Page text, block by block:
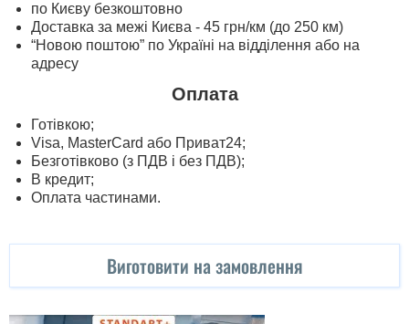
по Києву безкоштовно
Доставка за межі Києва - 45 грн/км (до 250 км)
“Новою поштою” по Україні на відділення або на
адресу
Оплата
Готівкою;
Visa, MasterСard або Приват24;
Безготівково (з ПДВ і без ПДВ);
В кредит;
Оплата частинами.
Виготовити на замовлення